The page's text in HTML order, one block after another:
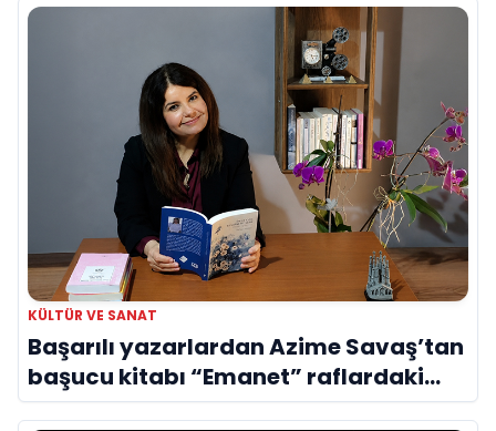
KÜLTÜR VE SANAT
Başarılı yazarlardan Azime Savaş’tan
başucu kitabı “Emanet” raflardaki
yerini aldı